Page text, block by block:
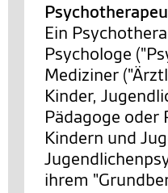
Ein
Psychologe
Mediziner
Kinder,
Pädagoge oder
Kindern und
ihrem